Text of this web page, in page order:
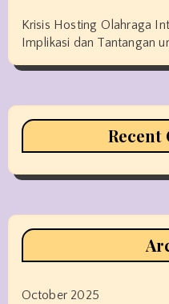
Krisis Hosting Olahraga
Implikasi dan Tantangan
Recent
October 2025